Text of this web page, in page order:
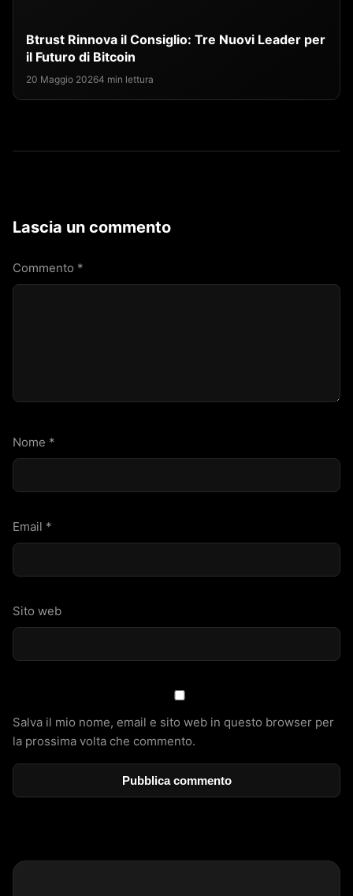
Btrust Rinnova il Consiglio: Tre Nuovi Leader per
il Futuro di Bitcoin
20 Maggio 20264 min lettura
Lascia un commento
Commento *
Nome *
Email *
Sito web
Salva il mio nome, email e sito web in questo browser per
la prossima volta che commento.